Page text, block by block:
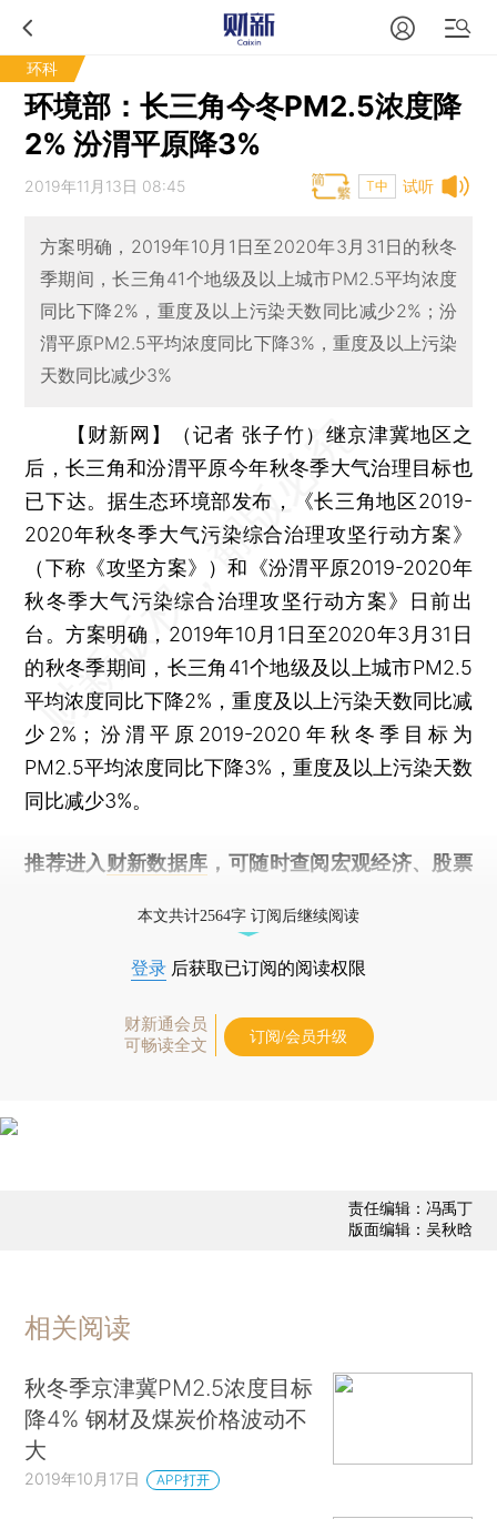
环科
环境部：长三角今冬PM2.5浓度降
2% 汾渭平原降3%
试听
2019年11月13日 08:45 T中
方案明确，2019年10月1日至2020年3月31日的秋冬
季期间，长三角41个地级及以上城市PM2.5平均浓度
同比下降2%，重度及以上污染天数同比减少2%；汾
渭平原PM2.5平均浓度同比下降3%，重度及以上污染
天数同比减少3%
【财新网】（记者 张子竹） 继京津冀地区之
后，长三角和汾渭平原今年秋冬季大气治理目标也
已下达。据生态环境部发布，《长三角地区2019-
2020年秋冬季大气污染综合治理攻坚行动方案》
（下称《攻坚方案》）和《汾渭平原2019-2020年
秋冬季大气污染综合治理攻坚行动方案》日前出
台。方案明确，2019年10月1日至2020年3月31日
的秋冬季期间，长三角41个地级及以上城市PM2.5
平均浓度同比下降2%，重度及以上污染天数同比减
少2%；汾渭平原2019-2020年秋冬季目标为
PM2.5平均浓度同比下降3%，重度及以上污染天数
同比减少3%。
推荐进入 财新数据库 ，可随时查阅宏观经济、股票
本文共计2564字 订阅后继续阅读
登录 后获取已订阅的阅读权限
财新通会员
可畅读全文
订阅/会员升级
责任编辑：冯禹丁
版面编辑：吴秋晗
相关阅读
秋冬季京津冀PM2.5浓度目标
降4% 钢材及煤炭价格波动不
大
2019年10月17日 APP打开